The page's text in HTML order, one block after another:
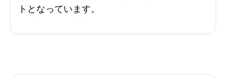
トとなっています。